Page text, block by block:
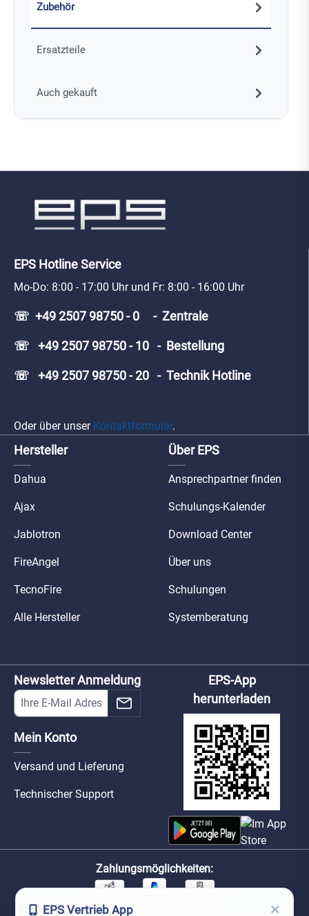
Zubehör
Ersatzteile
Auch gekauft
EPS Hotline Service
Mo-Do: 8:00 - 17:00 Uhr und Fr: 8:00 - 16:00 Uhr
☏ +49 2507 98750 - 0 - Zentrale
☏ +49 2507 98750 - 10 - Bestellung
☏ +49 2507 98750 - 20 - Technik Hotline
Oder über unser Kontaktformular.
Hersteller
Dahua
Ajax
Jablotron
FireAngel
TecnoFire
Alle Hersteller
Über EPS
Ansprechpartner finden
Schulungs-Kalender
Download Center
Über uns
Schulungen
Systemberatung
Newsletter Anmeldung
Mein Konto
Versand und Lieferung
Technischer Support
EPS-App
herunterladen
Zahlungsmöglichkeiten:
EPS Vertrieb App ×